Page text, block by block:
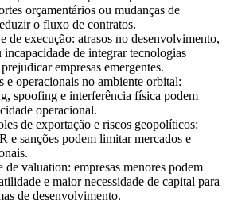
orçamentários ou mudanças de
o fluxo de contratos.
de execução: atrasos no desenvolvimento,
incapacidade de integrar tecnologias
empresas emergentes.
e operacionais no ambiente orbital:
spoofing e interferência física podem
operacional.
de exportação e riscos geopolíticos:
e sanções podem limitar mercados e
valuation: empresas menores podem
e maior necessidade de capital para
de desenvolvimento.